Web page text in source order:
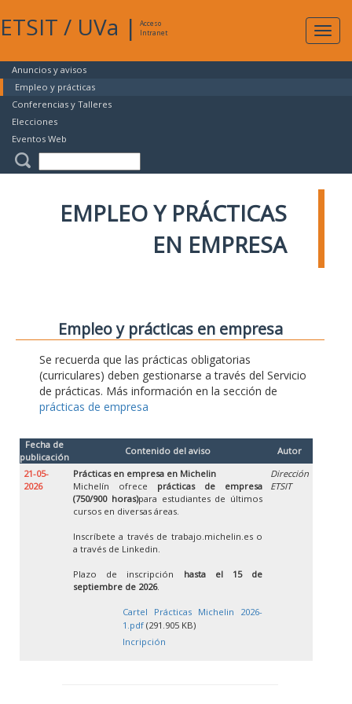
ETSIT / UVa |
Acceso
Intranet
Anuncios y avisos
Empleo y prácticas
Conferencias y Talleres
Elecciones
Eventos Web
EMPLEO Y PRÁCTICAS
EN EMPRESA
Empleo y prácticas en empresa
Se recuerda que las prácticas obligatorias
(curriculares) deben gestionarse a través del Servicio
de prácticas. Más información en la sección de
prácticas de empresa
Fecha de
publicación
Contenido del aviso
Autor
21-05-
2026
Prácticas en empresa en Michelin
Michelín ofrece prácticas de empresa
(750/900 horas)para estudiantes de últimos
cursos en diversas áreas.
Inscríbete a través de trabajo.michelin.es o
a través de Linkedin.
Plazo de inscripción hasta el 15 de
septiembre de 2026.
Cartel Prácticas Michelin 2026-
1.pdf (291.905 KB)
Incripción
Dirección
ETSIT